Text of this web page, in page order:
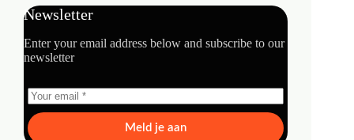
Newsletter
Enter your email address below and subscribe to our
newsletter
Meld je aan